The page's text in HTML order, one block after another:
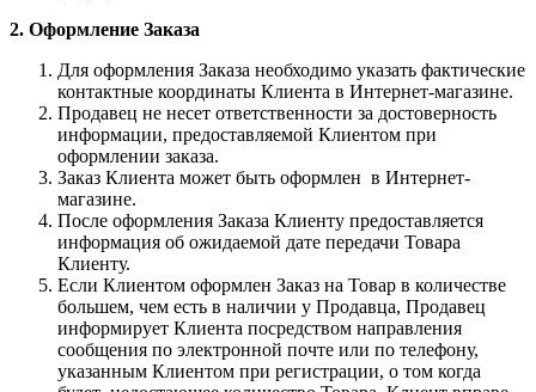
2. Оформление Заказа
Для оформления Заказа необходимо указать фактические
контактные координаты Клиента в Интернет-магазине.
Продавец не несет ответственности за достоверность
информации, предоставляемой Клиентом при
оформлении заказа.
Заказ Клиента может быть оформлен в Интернет-
магазине.
После оформления Заказа Клиенту предоставляется
информация об ожидаемой дате передачи Товара
Клиенту.
Если Клиентом оформлен Заказ на Товар в количестве
большем, чем есть в наличии у Продавца, Продавец
информирует Клиента посредством направления
сообщения по электронной почте или по телефону,
указанным Клиентом при регистрации, о том когда